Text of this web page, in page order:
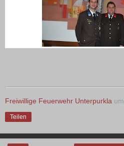
Freiwillige Feuerwehr Unterpurkla um
Teilen